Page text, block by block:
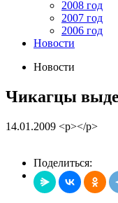
2008 год
2007 год
2006 год
Новости
Новости
Чикагцы
14.01.2009 <p></p>
Поделиться: